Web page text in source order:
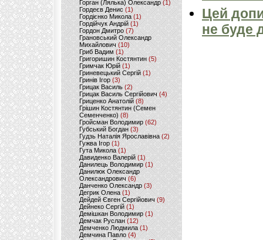
Горган (Лялька) Олександр(1)
Гордеєв Денис (1)
Гордієнко Микола (1)
Гордійчук Андрій (1)
Гордон Дмитро (7)
Грановський Олександр
Михайлович (10)
Гриб Вадим (1)
Григоришин Костянтин (5)
Гримчак Юрій(1)
Гриневецький Сергій(1)
Гринів Ігор (3)
Грицак Василь (2)
Грицак Василь Сергійович (4)
Гриценко Анатолій (8)
Грішин Костянтин (Семен
Семенченко)(8)
Гройсман Володимир(62)
Губський Богдан (3)
Гудзь Наталія Ярославівна(2)
Гужва Ігор (1)
Гута Микола (1)
Давиденко Валерій (1)
Данилець Володимир(1)
Данилюк Олександр
Олександрович (6)
Данченко Олександр (3)
Дегрик Олена(1)
Дейдей Євген Сергійович(9)
Дейнеко Сергій (1)
Демішкан Володимир(1)
Демчак Руслан (12)
Демченко Людмила (1)
Демчина Павло (4)
Цей
не буде